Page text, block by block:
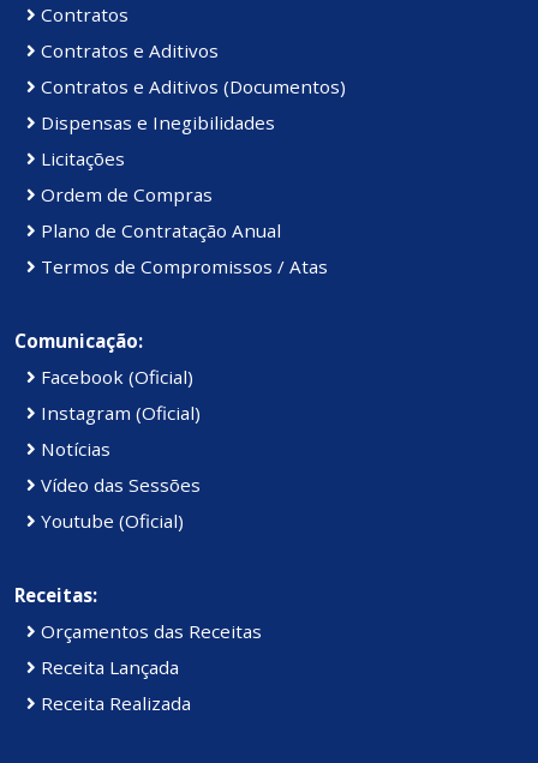
Contratos
Contratos e Aditivos
Contratos e Aditivos (Documentos)
Dispensas e Inegibilidades
Licitações
Ordem de Compras
Plano de Contratação Anual
Termos de Compromissos / Atas
Comunicação:
Facebook (Oficial)
Instagram (Oficial)
Notícias
Vídeo das Sessões
Youtube (Oficial)
Receitas:
Orçamentos das Receitas
Receita Lançada
Receita Realizada